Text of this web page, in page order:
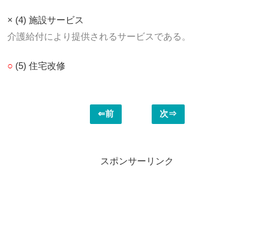
× (4) 施設サービス
介護給付により提供されるサービスである。
○ (5) 住宅改修
⇐前 次⇒
スポンサーリンク